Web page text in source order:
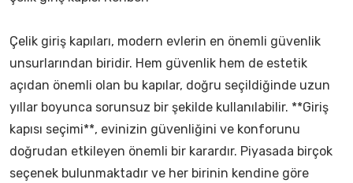
Çelik giriş kapıları, modern evlerin en önemli güvenlik
unsurlarından biridir. Hem güvenlik hem de estetik
açıdan önemli olan bu kapılar, doğru seçildiğinde uzun
yıllar boyunca sorunsuz bir şekilde kullanılabilir. **Giriş
kapısı seçimi**, evinizin güvenliğini ve konforunu
doğrudan etkileyen önemli bir karardır. Piyasada birçok
seçenek bulunmaktadır ve her birinin kendine göre